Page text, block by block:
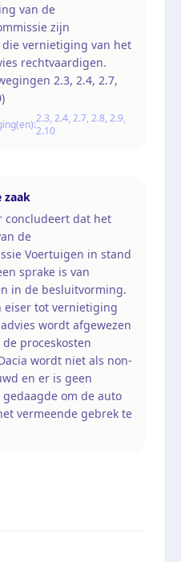
van de
zijn
vernietiging van het
rechtvaardigen.
2.3, 2.4, 2.7,
2.3, 2.4, 2.7, 2.8, 2.9,
2.10
zaak
concludeert dat het
de
Voertuigen in stand
sprake is van
in de besluitvorming.
eiser tot vernietiging
wordt afgewezen
proceskosten
wordt niet als non-
en er is geen
om de auto
vermeende gebrek te